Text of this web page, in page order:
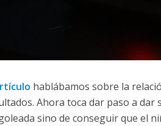
hablábamos sobre la
Ahora toca dar paso a
sino de conseguir que el